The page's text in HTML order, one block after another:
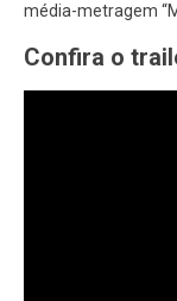
média-metragem
Confira o